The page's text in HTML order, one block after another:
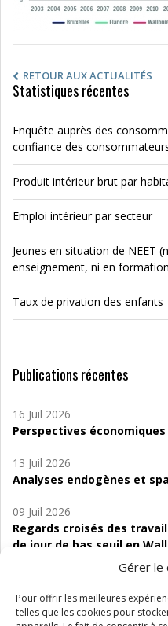
Gérer le
Pour offrir les meilleures
telles que les cookies pour
RETOUR AUX ACTUALITÉS
Statistiques récentes
Enquête auprès des
confiance des
Produit intérieur brut par
Emploi intérieur par secteur
Jeunes en situation de NEET
enseignement, ni en
Taux de privation des enfants
Publications récentes
16 Juil 2026
Perspectives économiques
13 Juil 2026
Analyses endogènes et
09 Juil 2026
Regards croisés des
de jour de bas seuil en
06 Juil 2026
Étude d’évaluabilité des